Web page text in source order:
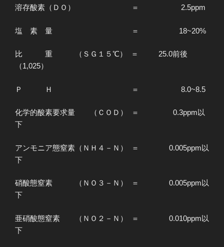
溶存酸素（ＤＯ） ＝ 2.5ppm
塩 素 量 ＝ 18~20%
比 重 （ＳＧ１５℃） ＝ 25.0前後
（1,025）
Ｐ Ｈ ＝ 8.0~8.5
化学的酸素要求量 （ＣＯＤ） ＝ 0.3ppm以
下
アンモニア態窒素（ＮＨ４－Ｎ） ＝ 0.005ppm以
下
硝酸態窒素 （ＮＯ３－Ｎ） ＝ 0.005ppm以
下
亜硝酸態窒素 （ＮＯ２－Ｎ） ＝ 0.010ppm以
下